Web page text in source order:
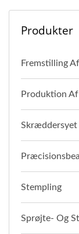
Produkter
Fremstilling
Produktion
Skræddersyet
Stempling
Sprøjte- Og